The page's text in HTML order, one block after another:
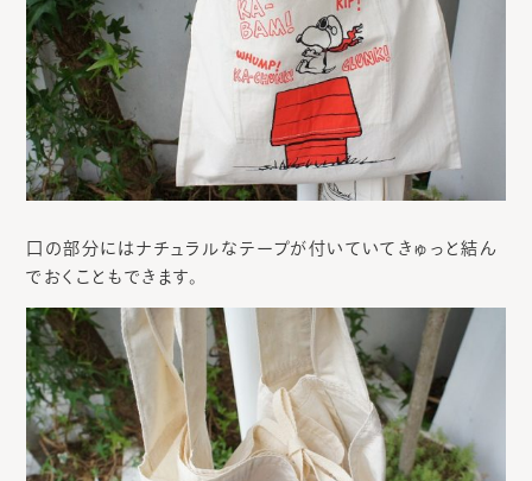
口の部分にはナチュラルなテープが付いていてきゅっと結ん
でおくこともできます。